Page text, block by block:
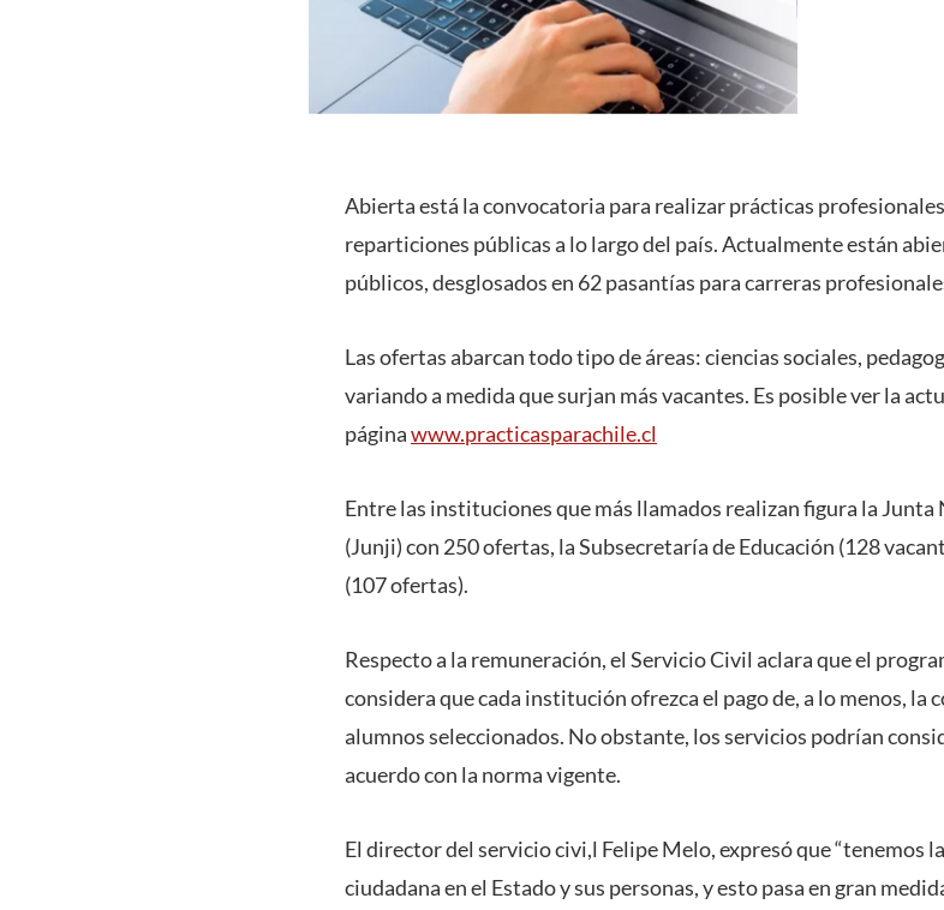
Abierta está la convocatoria para realizar prácticas
reparticiones públicas a lo largo del país. Actualmente están
públicos, desglosados en 62 pasantías para carreras
Las ofertas abarcan todo tipo de áreas: ciencias sociales,
variando a medida que surjan más vacantes. Es posible ver la
páginawww.practicasparachile.cl
Entre las instituciones que más llamados realizan figura la
(Junji) con 250 ofertas, la Subsecretaría de Educación (128
(107 ofertas).
Respecto a la remuneración, el Servicio Civil aclara que el
considera que cada institución ofrezca el pago de, a lo menos, la
alumnos seleccionados. No obstante, los servicios podrían
acuerdo con la norma vigente.
El director del servicio civi,l Felipe Melo, expresó que “tenemos
ciudadana en el Estado y sus personas, y esto pasa en gran